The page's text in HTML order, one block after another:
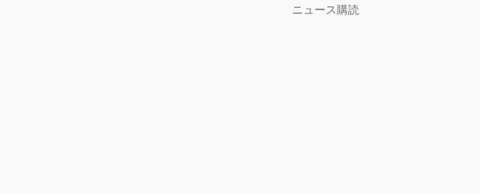
ニュース購読